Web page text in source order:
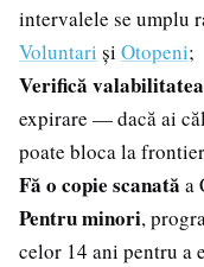
intervalele se umplu
Voluntari și Otopeni;
Verifică
expirare — dacă ai
poate bloca la
Fă o copie scanată a
Pentru minori,
celor 14 ani pentru a